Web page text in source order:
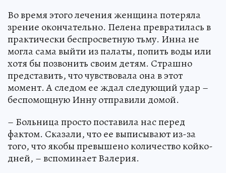
Во время этого лечения женщина потеряла
зрение окончательно. Пелена превратилась в
практически беспросветную тьму. Инна не
могла сама выйти из палаты, попить воды или
хотя бы позвонить своим детям. Страшно
представить, что чувствовала она в этот
момент. А следом ее ждал следующий удар –
беспомощную Инну отправили домой.
– Больница просто поставила нас перед
фактом. Сказали, что ее выписывают из-за
того, что якобы превышено количество койко-
дней, – вспоминает Валерия.